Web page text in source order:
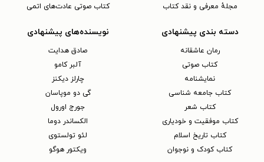
مجلهٔ معرفی و نقد کتاب
کتاب صوتی عادت‌های اتمی
دسته بندی پیشنهادی
رمان عاشقانه
کتاب‌ صوتی
نمایشنامه
کتاب جامعه شناسی
کتاب شعر
کتاب موفقیت و خودیاری
کتاب تاریخ اسلام
کتاب کودک و نوجوان
نویسنده‌های پیشنهادی
صادق هدایت
آلبر کامو
چارلز دیکنز
گی دو موپاسان
جورج اورول
الکساندر دوما
لئو تولستوی
ویکتور هوگو